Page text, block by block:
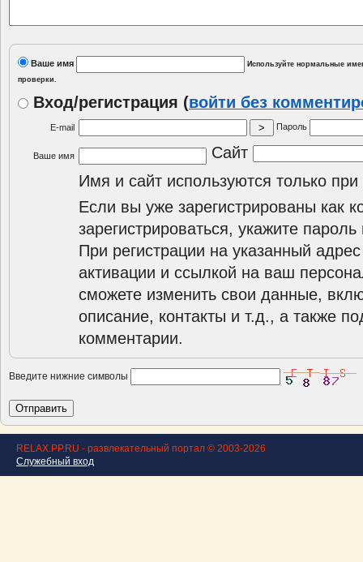
Ваше имя
Используйте нормальные
проверки.
Вход/регистрация (войти без
E-mail Пароль
Ваше имя
Сайт
Имя и сайт используются только при
Если вы уже зарегистрированы как
зарегистрироваться, укажите
При регистрации на указанный
активации и ссылкой на ваш
сможете изменить свои данные,
описание, контакты и т.д., а также
комментарии.
Введите нижние символы
RELAX.PP.RU - развлекательный портал © 2003-2026
Служебный вход